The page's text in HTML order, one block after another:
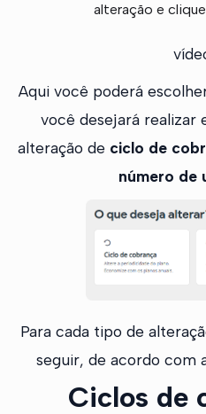
alteração e
Aqui você poderá
você desejará realizar
alteração de ciclo de
número de
Para cada tipo de
seguir, de acordo com
Ciclos de